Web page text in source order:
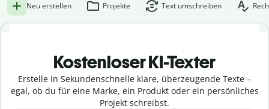
Neu erstellen Projekte Text umschreiben
Kostenloser KI-Texter
Erstelle in Sekundenschnelle klare, überzeugende Texte –
egal, ob du für eine Marke, ein Produkt oder ein persönliches
Projekt schreibst.